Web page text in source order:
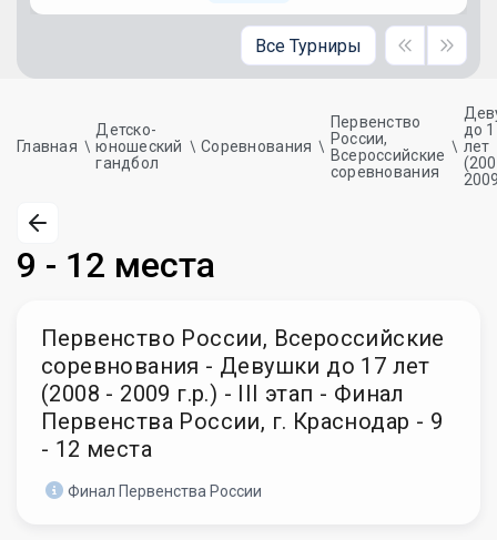
Все Турниры
Главная
Детско-
юношеский
гандбол
Соревнования
Первенство
России,
Всероссийские
соревнования
до
лет
9 - 12 места
Первенство России, Всероссийские
соревнования - Девушки до 17 лет
(2008 - 2009 г.р.) - III этап - Финал
Первенства России, г. Краснодар - 9
- 12 места
Финал Первенства России